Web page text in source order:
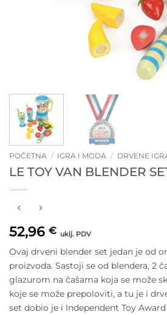
POČETNA / IGRA I MODA / DRVENE
LE TOY VAN BLENDER
52,96 € uklj. PDV
Ovaj drveni blender set jedan je od
proizvoda. Sastoji se od blendera, 2
glazurom na čašama koja se može
koje se može prepoloviti, a tu je i
set dobio je i Independent Toy